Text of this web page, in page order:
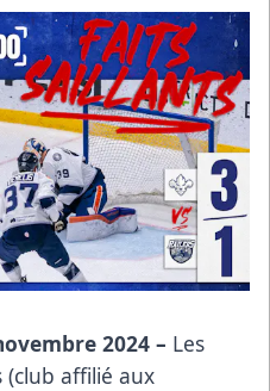
2024 – Les
(club affilié aux